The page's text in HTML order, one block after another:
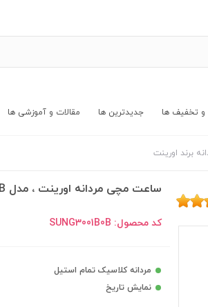
و تخفیف ها جدیدترین ها مقالات و آموزشی ها
برند اورینت
ساعت مچی مردانه اورینت ، مدل SUNG3001B0-B
کد محصول: SUNG3001B0B
مردانه کلاسیک تمام استیل
نمایش تاریخ